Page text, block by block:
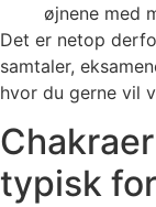
øjnene med
Det er netop
samtaler,
hvor du gerne vil
typisk